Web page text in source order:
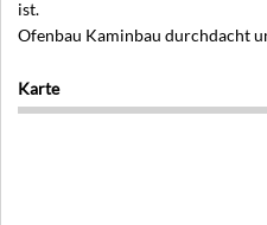
ist.
Ofenbau Kaminbau durchdacht
Karte